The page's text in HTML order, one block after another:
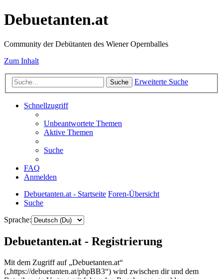
Debuetanten.at
Community der Debütanten des Wiener Opernballes
Zum Inhalt
Suche Erweiterte Suche
Schnellzugriff
Unbeantwortete Themen
Aktive Themen
Suche
FAQ
Anmelden
Debuetanten.at - Startseite Foren-Übersicht
Suche
Sprache:
Debuetanten.at - Registrierung
Mit dem Zugriff auf „Debuetanten.at“
(„https://debuetanten.at/phpBB3“) wird zwischen dir und dem